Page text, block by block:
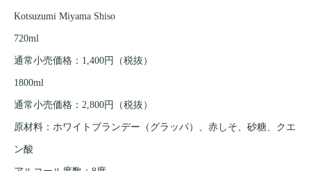
Kotsuzumi Miyama Shiso
720ml
通常小売価格：1,400円（税抜）
1800ml
通常小売価格：2,800円（税抜）
原材料：ホワイトブランデー（グラッパ）、赤しそ、砂糖、クエ
ン酸